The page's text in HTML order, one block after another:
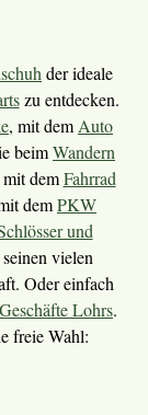
der ideale
zu entdecken.
, mit dem Auto
beimWandern
demFahrrad
demPKW
und
vielen
Oder einfach
Lohrs.
freie Wahl: